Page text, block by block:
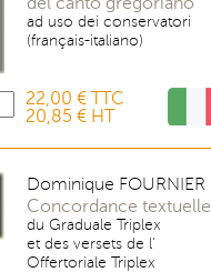
ad uso dei conservatori
(français-italiano)
22,00 € TTC
20,85 € HT
Dominique FOURNIER
Concordance textuelle
du Graduale Triplex
et des versets de l'
Offertoriale Triplex